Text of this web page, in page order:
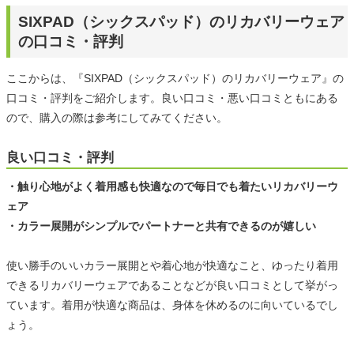
SIXPAD（シックスパッド）のリカバリーウェア
の口コミ・評判
ここからは、『SIXPAD（シックスパッド）のリカバリーウェア』の
口コミ・評判をご紹介します。良い口コミ・悪い口コミともにある
ので、購入の際は参考にしてみてください。
良い口コミ・評判
・触り心地がよく着用感も快適なので毎日でも着たいリカバリーウ
ェア
・カラー展開がシンプルでパートナーと共有できるのが嬉しい
使い勝手のいいカラー展開とや着心地が快適なこと、ゆったり着用
できるリカバリーウェアであることなどが良い口コミとして挙がっ
ています。着用が快適な商品は、身体を休めるのに向いているでし
ょう。